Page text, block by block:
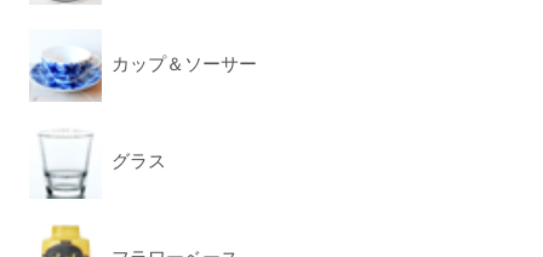
カップ＆ソーサー
グラス